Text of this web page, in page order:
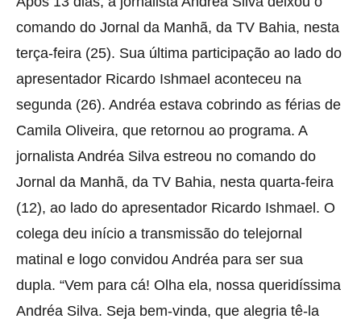
comando do Jornal da Manhã, da TV Bahia, nesta
terça-feira (25). Sua última participação ao lado do
apresentador Ricardo Ishmael aconteceu na
segunda (26). Andréa estava cobrindo as férias de
Camila Oliveira, que retornou ao programa. A
jornalista Andréa Silva estreou no comando do
Jornal da Manhã, da TV Bahia, nesta quarta-feira
(12), ao lado do apresentador Ricardo Ishmael. O
colega deu início a transmissão do telejornal
matinal e logo convidou Andréa para ser sua
dupla. “Vem para cá! Olha ela, nossa queridíssima
Andréa Silva. Seja bem-vinda, que alegria tê-la